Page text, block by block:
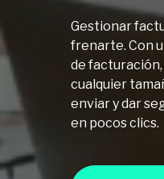
Gestionar
frenarte. Con
de
cualquier
enviar y dar
en pocos clics.